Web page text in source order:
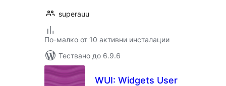
superauu
По-малко от 10 активни инсталации
Тествано до 6.9.6
WUI: Widgets User